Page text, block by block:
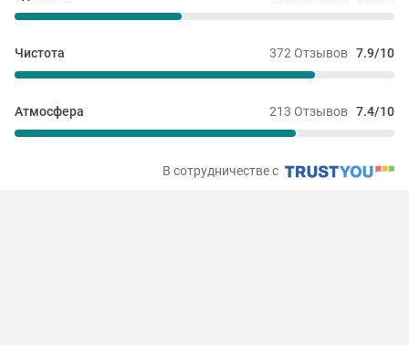
372 Отзывов 7.9/10
Чистота
213 Отзывов 7.4/10
Атмосфера
В сотрудничестве с